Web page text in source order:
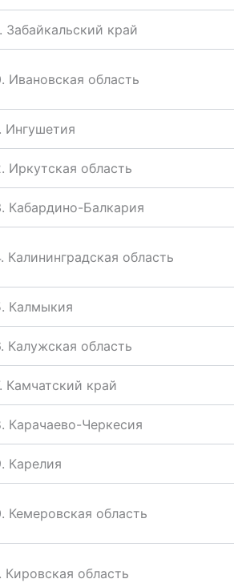
Забайкальский край
Ивановская область
Ингушетия
Иркутская область
Кабардино-Балкария
Калининградская область
Калмыкия
Калужская область
Камчатский край
Карачаево-Черкесия
Карелия
Кемеровская область
Кировская область